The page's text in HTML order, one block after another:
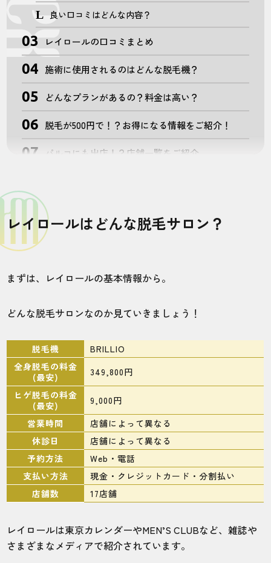
良い口コミはどんな内容？
レイロールの口コミまとめ
施術に使用されるのはどんな脱毛機？
どんなプランがあるの？料金は高い？
脱毛が500円で！？お得になる情報をご紹介！
パルコにも出店！？店舗一覧をご紹介
無料カウンセリング予約の流れ
［まとめ］レイロールはこんな人におすすめなメ
ンズ脱毛サロンだった！！
レイロールはどんな脱毛サロン？
まずは、レイロールの基本情報から。
どんな脱毛サロンなのか見ていきましょう！
脱毛機
BRILLIO
全身脱毛の料金
(最安)
349,800円
ヒゲ脱毛の料金
(最安)
9,000円
営業時間
店舗によって異なる
休診日
店舗によって異なる
予約方法
Web・電話
支払い方法
現金・クレジットカード・分割払い
店舗数
17店舗
レイロールは東京カレンダーやMEN’S CLUBなど、雑誌や
さまざまなメディアで紹介されています。